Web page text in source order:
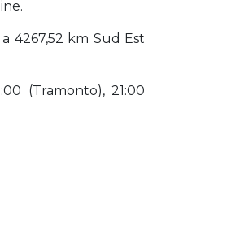
4267,52 km Sud Est
(Tramonto), 21:00